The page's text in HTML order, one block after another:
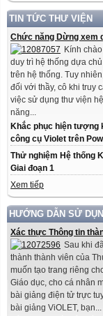
TIN TỨC THƯ VIỆN
Chức năng Dừng xem
Kính
duy trì hệ thống dựa
trên hệ thống. Tuy
đối với thầy, cô khi truy
việc sử dụng thư viện
năng...
Khắc phục hiện tượng
công cụ Violet trên
Thử nghiệm Hệ thống
Giai đoạn 1
Xem tiếp
HƯỚNG DẪN SỬ
Xác thực Thông tin
Sau khi
thành thành viên của
muốn tạo trang riêng
Giáo dục, cho cá nhân
bài giảng điện tử trực
bài giảng ViOLET, bạn...